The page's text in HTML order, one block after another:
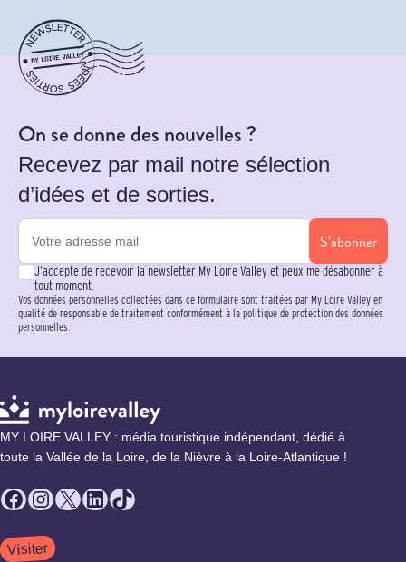
On se donne des nouvelles ?
Recevez par mail notre sélection
d’idées et de sorties.
S’abonner
J’accepte de recevoir la newsletter My Loire Valley et peux me désabonner à
tout moment.
Vos données personnelles collectées dans ce formulaire sont traitées par My Loire Valley en
qualité de responsable de traitement conformément à la politique de protection des données
personnelles.
MY LOIRE VALLEY : média touristique indépendant, dédié à
toute la Vallée de la Loire, de la Nièvre à la Loire-Atlantique !
Facebook
Instagram
X LinkedIn
TikTok
Visiter